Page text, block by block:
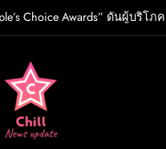
Choice Awards” ดันผู้บ
ดวันหยุดนี้! ออกไปสร้างช่วงเว
าวรุ่งจากสโลวาเกีย กับเพลงสุ